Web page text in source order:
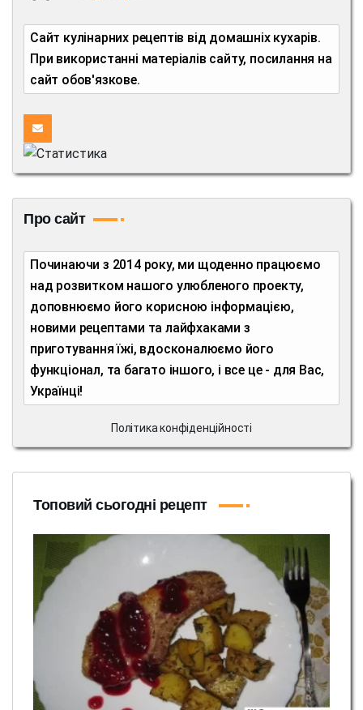
Сайт кулінарних рецептів від домашніх кухарів.
При використанні матеріалів сайту, посилання на
сайт обов'язкове.
Про сайт
Починаючи з 2014 року, ми щоденно працюємо
над розвитком нашого улюбленого проекту,
доповнюємо його корисною інформацією,
новими рецептами та лайфхаками з
приготування їжі, вдосконалюємо його
функціонал, та багато іншого, і все це - для Вас,
Українці!
Політика конфіденційності
Топовий сьогодні рецепт